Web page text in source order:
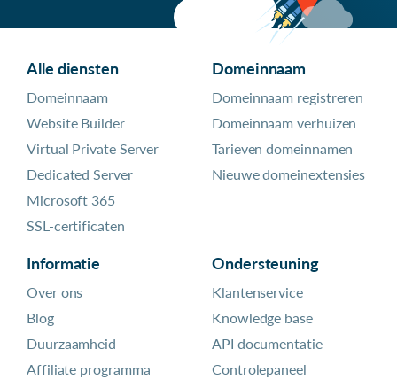
Alle diensten
Domeinnaam
Website Builder
Virtual Private Server
Dedicated Server
Microsoft 365
SSL-certificaten
Domeinnaam
Domeinnaam registreren
Domeinnaam verhuizen
Tarieven domeinnamen
Nieuwe domeinextensies
Informatie
Over ons
Blog
Duurzaamheid
Affiliate programma
Ondersteuning
Klantenservice
Knowledge base
API documentatie
Controlepaneel